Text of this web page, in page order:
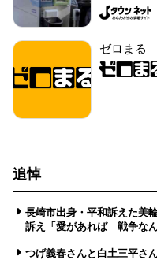
ゼロまる
追悼
長崎市出身・平和訴えた美
訴え「愛があれば 戦争なん
つげ義春さんと白土三平さ